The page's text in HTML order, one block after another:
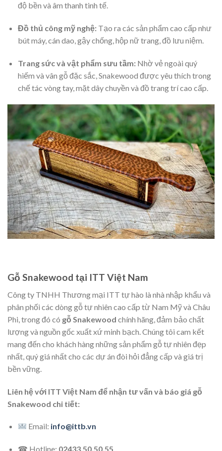
độ bền và âm thanh tinh tế.
Đồ thủ công mỹ nghệ:Tạo ra các sản phẩm cao cấp như
bút máy, cán dao, gậy chống, hộp nữ trang, đồ lưu niệm.
Trang sức và vật phẩm sưu tầm:Nhờ vẻ ngoài quý
hiếm và vân gỗ đặc sắc, Snakewood được yêu thích trong
chế tác vòng tay, mặt dây chuyền và đồ trang trí cao cấp.
Gỗ Snakewood tại ITT Việt Nam
Công ty TNHH Thương mại ITT tự hào là nhà nhập khẩu và
phân phối các dòng gỗ tự nhiên cao cấp từ Nam Mỹ và Châu
Phi, trong đó có gỗ Snakewood chính hãng, đảm bảo chất
lượng và nguồn gốc xuất xứ minh bạch. Chúng tôi cam kết
mang đến cho khách hàng những sản phẩm gỗ tự nhiên đẹp
nhất, quý giá nhất cho các dự án đòi hỏi đẳng cấp và giá trị
bền vững.
Liên hệ với ITT Việt Nam để nhận tư vấn và báo giá gỗ
Snakewood chi tiết:
Email: info@ittb.vn
☎ Hotline: 02433.50.50.55